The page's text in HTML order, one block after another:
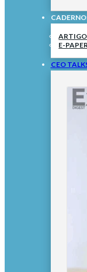
E-
CEO